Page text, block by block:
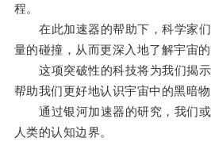
程。
在此加速器的帮助下，科学家们
量的碰撞，从而更深入地了解宇宙的
这项突破性的科技将为我们揭示
帮助我们更好地认识宇宙中的黑暗物
通过银河加速器的研究，我们或
人类的认知边界。